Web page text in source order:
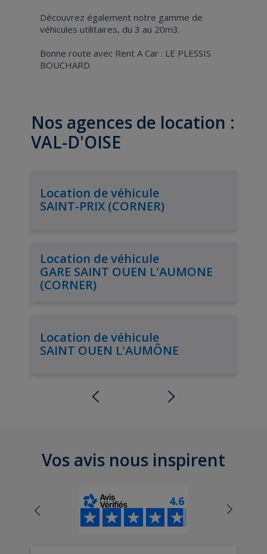
Découvrez également notre gamme de
véhicules utilitaires, du 3 au 20m3.
Bonne route avec Rent A Car : LE PLESSIS
BOUCHARD
Nos agences de location :
VAL-D'OISE
Location de véhicule
SAINT-PRIX (CORNER)
Location de véhicule
GARE SAINT OUEN L'AUMONE
(CORNER)
Location de véhicule
SAINT OUEN L'AUMÔNE
Vos avis nous inspirent
4.6